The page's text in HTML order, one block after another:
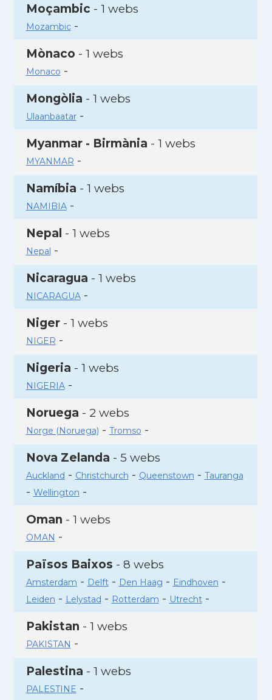
Moçambic - 1 webs
Mozambic-
Mònaco - 1 webs
Monaco -
Mongòlia - 1 webs
Ulaanbaatar-
Myanmar - Birmània - 1 webs
MYANMAR -
Namíbia - 1 webs
NAMIBIA-
Nepal - 1 webs
Nepal -
Nicaragua - 1 webs
NICARAGUA-
Niger- 1 webs
NIGER -
Nigeria - 1 webs
NIGERIA-
Noruega - 2 webs
Norge (Noruega) - Tromso -
Nova Zelanda - 5 webs
Auckland - Christchurch - Queenstown - Tauranga
- Wellington -
Oman - 1 webs
OMAN -
Països Baixos - 8 webs
Amsterdam - Delft- Den Haag - Eindhoven -
Leiden - Lelystad - Rotterdam - Utrecht-
Pakistan - 1 webs
PAKISTAN -
Palestina - 1 webs
PALESTINE -